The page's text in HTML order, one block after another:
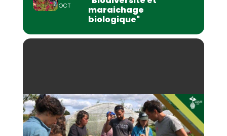
OCT
maraichage
biologique"